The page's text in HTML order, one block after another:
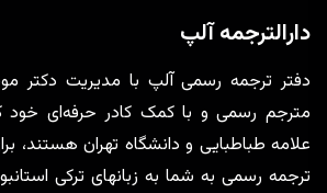
دارالترجمه آلپ
دفتر ترجمه رسمی آلپ با مدیریت دکتر
مترجم رسمی و با کمک کادر حرفه‌ای خود
علامه طباطبایی و دانشگاه تهران هستند،
ترجمه رسمی به شما به زبانهای ترکی